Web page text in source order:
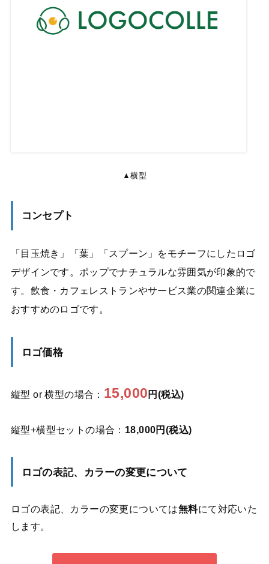
▲横型
コンセプト
「目玉焼き」「葉」「スプーン」をモチーフにしたロゴ
デザインです。ポップでナチュラルな雰囲気が印象的で
す。飲食・カフェレストランやサービス業の関連企業に
おすすめのロゴです。
ロゴ価格
縦型 or 横型の場合： 15,000 円(税込)
縦型+横型セットの場合： 18,000円(税込)
ロゴの表記、カラーの変更について
ロゴの表記、カラーの変更については無料にて対応いた
します。